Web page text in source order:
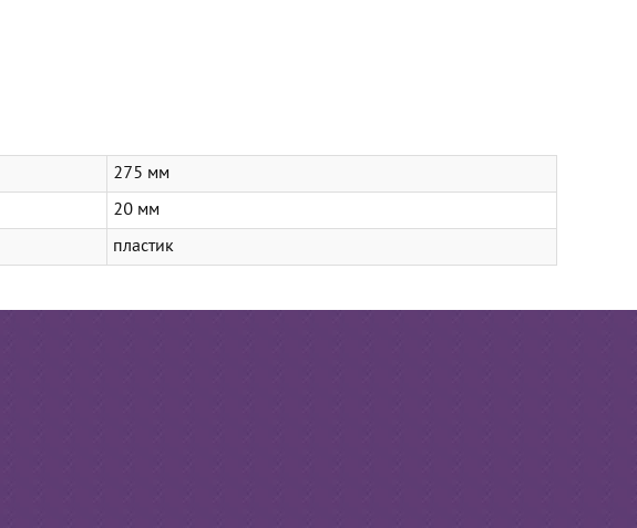
275 мм
20 мм
пластик